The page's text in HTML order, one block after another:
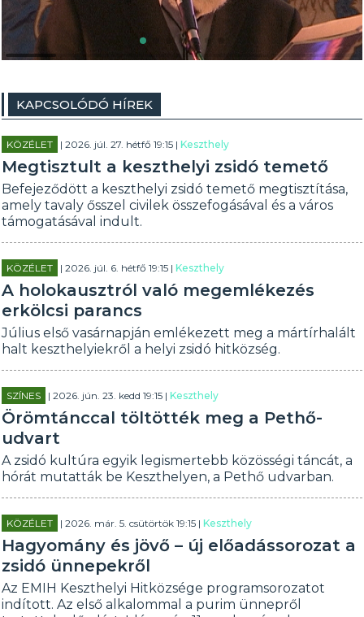
KAPCSOLÓDÓ HÍREK
KÖZÉLET | 2026. júl. 27. hétfő 19:15 |Keszthely
Megtisztult a keszthelyi zsidó temető
Befejeződött a keszthelyi zsidó temető megtisztítása,
amely tavaly ősszel civilek összefogásával és a város
támogatásával indult.
KÖZÉLET | 2026. júl. 6. hétfő 19:15 |Keszthely
A holokausztról való megemlékezés
erkölcsi parancs
Július első vasárnapján emlékezett meg a mártírhalált
halt keszthelyiekről a helyi zsidó hitközség.
SZÍNES | 2026. jún. 23. kedd 19:15 |Keszthely
Örömtánccal töltötték meg a Pethő-
udvart
A zsidó kultúra egyik legismertebb közösségi táncát, a
hórát mutatták be Keszthelyen, a Pethő udvarban.
KÖZÉLET | 2026. már. 5. csütörtök 19:15 |Keszthely
Hagyomány és jövő – új előadássorozat a
zsidó ünnepekről
Az EMIH Keszthelyi Hitközsége programsorozatot
indított. Az első alkalommal a purim ünnepről